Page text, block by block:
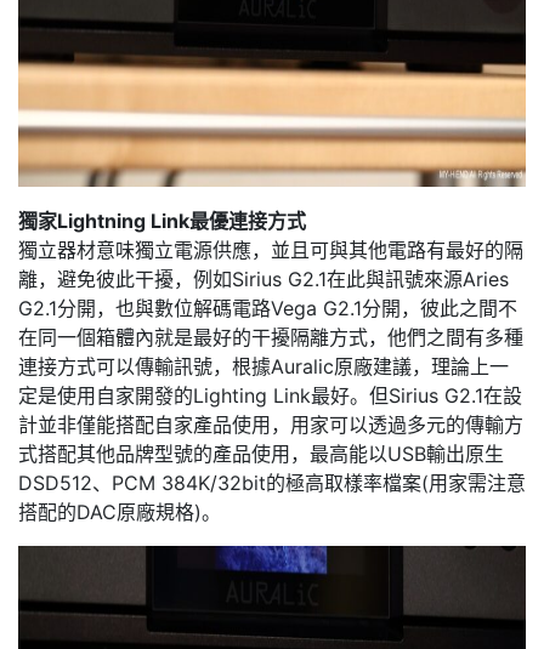
獨家Lightning Link最優連接方式
獨立器材意味獨立電源供應，並且可與其他電路有最好的隔
離，避免彼此干擾，例如Sirius G2.1在此與訊號來源Aries
G2.1分開，也與數位解碼電路Vega G2.1分開，彼此之間不
在同一個箱體內就是最好的干擾隔離方式，他們之間有多種
連接方式可以傳輸訊號，根據Auralic原廠建議，理論上一
定是使用自家開發的Lighting Link最好。但Sirius G2.1在設
計並非僅能搭配自家產品使用，用家可以透過多元的傳輸方
式搭配其他品牌型號的產品使用，最高能以USB輸出原生
DSD512、PCM 384K/32bit的極高取樣率檔案(用家需注意
搭配的DAC原廠規格)。